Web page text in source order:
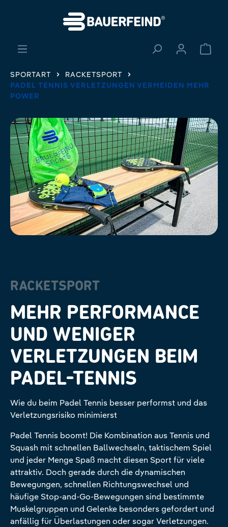
SPORTART
RACKETSPORT
PADEL TENNIS VERLETZUNGEN VERMEIDEN MEHR
POWER
RACKETSPORT
MEHR PERFORMANCE
UND WENIGER
VERLETZUNGEN BEIM
PADEL-TENNIS
Wie du beim Padel Tennis besser performst und das
Verletzungsrisiko minimierst
Padel Tennis boomt! Die Kombination aus Tennis und
Squash mit schnellen Ballwechseln, taktischem Spiel
und jeder Menge Spaß macht diesen Sport für viele
attraktiv. Doch gerade durch die dynamischen
Bewegungen, schnellen Richtungswechsel und
häufige Stop-and-Go-Bewegungen sind bestimmte
Muskelgruppen und Gelenke besonders gefordert und
anfällig für Überlastungen oder sogar Verletzungen.